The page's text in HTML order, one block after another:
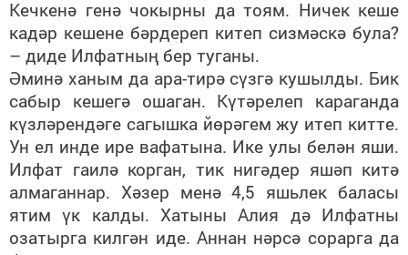
Кечкенә генә чокырны да тоям. Ничек кеше
кадәр кешене бәрдереп китеп сизмәскә була?
– диде Илфатның бер туганы.
Әминә ханым да ара-тирә сүзгә кушылды. Бик
сабыр кешегә ошаган. Күтәрелеп караганда
күзләрендәге сагышка йөрәгем жу итеп китте.
Ун ел инде ире вафатына. Ике улы белән яши.
Илфат гаилә корган, тик нигәдер яшәп китә
алмаганнар. Хәзер менә 4,5 яшьлек баласы
ятим үк калды. Хатыны Алия дә Илфатны
озатырга килгән иде. Аннан нәрсә сорарга да